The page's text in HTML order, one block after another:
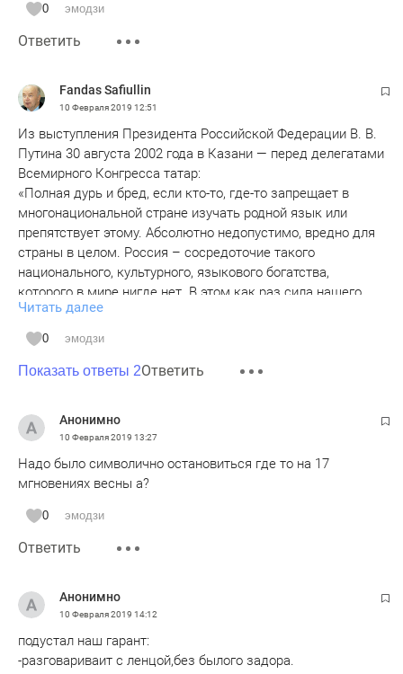
0 эмодзи
Ответить
Fandas Safiullin
10 Февраля 2019 12:51
Из выступления Президента Российской Федерации В. В.
Путина 30 августа 2002 года в Казани — перед делегатами
Всемирного Конгресса татар:
«Полная дурь и бред, если кто-то, где-то запрещает в
многонациональной стране изучать родной язык или
препятствует этому. Абсолютно недопустимо, вредно для
страны в целом. Россия – сосредоточие такого
национального, культурного, языкового богатства,
которого в мире нигде нет. В этом как раз сила нашего
государства».
Принципы многонационального ЕДИНСТВА И
РАВНОПРАВИЯ НАРОДОВ во Вводной части Основного
закона Российской Федерации:
ФЕДЕРАЦИИ,
- соединенные общей судьбой на своей земле,
и согласие,
- сохраняя исторически сложившееся государственное
единство,
и самоопределения
…...................................................................................................
......
к Отечеству, веру в добро и справедливость,
принимаем КОНСТИТУЦИЮ РОССИЙСКОЙ ФЕДЕРАЦИИ».
Читать далее
0 эмодзи
Показать ответы 2Ответить
Анонимно
10 Февраля 2019 13:27
Надо было символично остановиться где то на 17
мгновениях весны а?
0 эмодзи
Ответить
Анонимно
10 Февраля 2019 14:12
подустал наш гарант:
-разговариваит с ленцой,без былого задора.